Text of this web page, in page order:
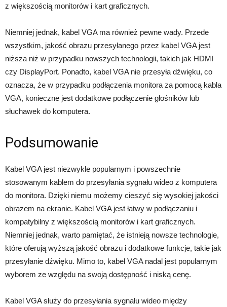
z większością monitorów i kart graficznych.
Niemniej jednak, kabel VGA ma również pewne wady. Przede
wszystkim, jakość obrazu przesyłanego przez kabel VGA jest
niższa niż w przypadku nowszych technologii, takich jak HDMI
czy DisplayPort. Ponadto, kabel VGA nie przesyła dźwięku, co
oznacza, że w przypadku podłączenia monitora za pomocą kabla
VGA, konieczne jest dodatkowe podłączenie głośników lub
słuchawek do komputera.
Podsumowanie
Kabel VGA jest niezwykle popularnym i powszechnie
stosowanym kablem do przesyłania sygnału wideo z komputera
do monitora. Dzięki niemu możemy cieszyć się wysokiej jakości
obrazem na ekranie. Kabel VGA jest łatwy w podłączaniu i
kompatybilny z większością monitorów i kart graficznych.
Niemniej jednak, warto pamiętać, że istnieją nowsze technologie,
które oferują wyższą jakość obrazu i dodatkowe funkcje, takie jak
przesyłanie dźwięku. Mimo to, kabel VGA nadal jest popularnym
wyborem ze względu na swoją dostępność i niską cenę.
Kabel VGA służy do przesyłania sygnału wideo między